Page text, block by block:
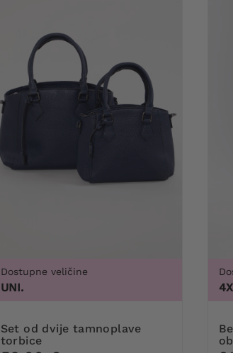
Dostupne veličine
UNI.
Set od dvije tamnoplave
torbice
3XL, 4XL,
Bež pamučne gaćice za